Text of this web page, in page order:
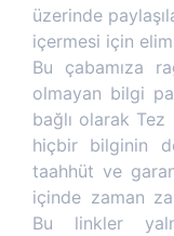
üzerinde
içermesi için
Bu çabamıza
olmayan bilgi
bağlı olarak
hiçbir bilginin
taahhüt ve
içinde zaman
Bu linkler